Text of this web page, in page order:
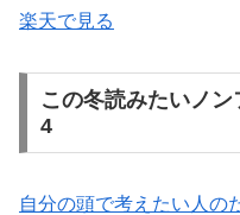
楽天で見る
この冬読みたいノ
4
自分の頭で考えたい人の